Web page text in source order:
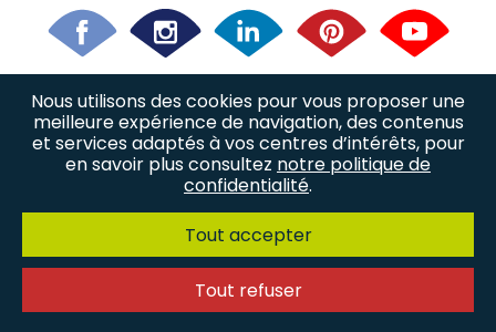
Nos offres d’emploi
Nos métiers
Nous trouver
Plan du site
Politique de confidentialité
Mentions légales
Contact
Nous utilisons des cookies pour vous proposer une
meilleure expérience de navigation, des contenus
et services adaptés à vos centres d’intérêts, pour
en savoir plus consultez notre politique de
confidentialité.
Tout accepter
Tout refuser